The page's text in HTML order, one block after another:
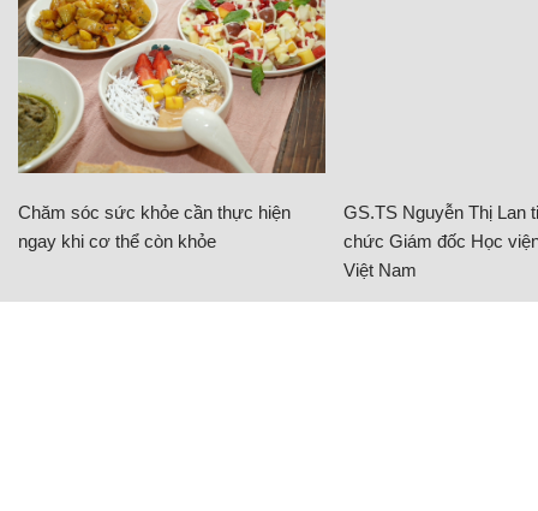
Chăm sóc sức khỏe cần thực hiện
ngay khi cơ thể còn khỏe
GS.TS Nguyễn Thị Lan
chức Giám đốc Học
Việt Nam